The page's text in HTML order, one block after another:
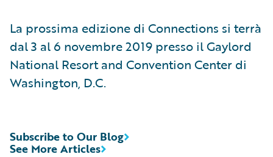
La prossima edizione di Connections si terrà
dal 3 al 6 novembre 2019 presso il Gaylord
National Resort and Convention Center di
Washington, D.C.
See More Articles
Subscribe to Our Blog